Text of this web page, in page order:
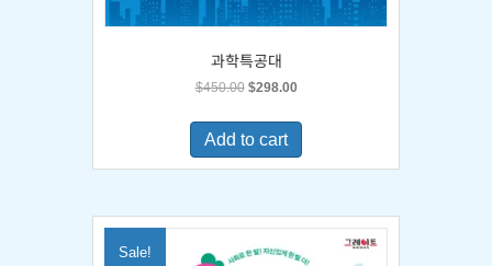
과학특공대
$450.00 Original
was:
$450.00.
$298.00Current
is:
Add to cart
Sale!